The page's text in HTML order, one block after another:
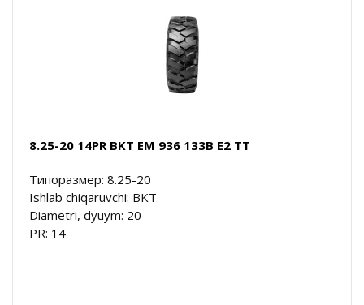
8.25-20 14PR BKT EM 936 133B E2 TT
Типоразмер: 8.25-20
Ishlab chiqaruvchi: BKT
Diametri, dyuym: 20
PR: 14